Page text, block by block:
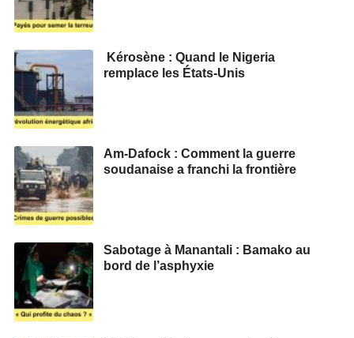
Kérosène : Quand le Nigeria
remplace les États-Unis
Am-Dafock : Comment la guerre
soudanaise a franchi la frontière
Sabotage à Manantali : Bamako au
bord de l’asphyxie